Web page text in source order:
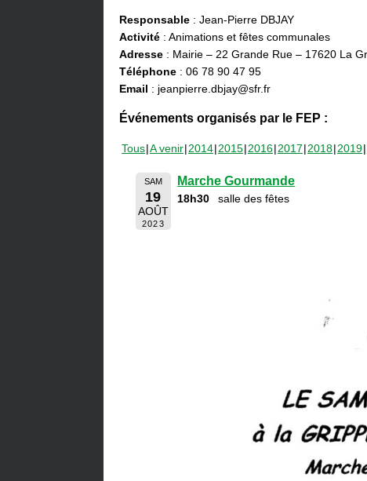
Responsable : Jean-Pierre DBJAY
Activité : Animations et fêtes communales
Adresse : Mairie – 22 Grande Rue – 17620 La
Téléphone : 06 78 90 47 95
Email : jeanpierre.dbjay@sfr.fr
Événements organisés par le FEP :
Tous A venir 2014 2015 2016 2017 2018 2019
SAM
19
AOÛT
2023
Marche Gourmande
18h30 salle des fêtes